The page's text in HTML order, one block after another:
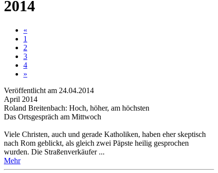
2014
«
1
2
3
4
»
Veröffentlicht am 24­.04.2014
April 2014
Roland Breitenbach: Hoch, höher, am höchsten
Das Ortsgespräch am Mittwoch
Viele Christen, auch und gerade Katholiken, haben eher skeptisch
nach Rom geblickt, als gleich zwei Päpste heilig gesprochen
wurden. Die Straßenverkäufer ...
Mehr